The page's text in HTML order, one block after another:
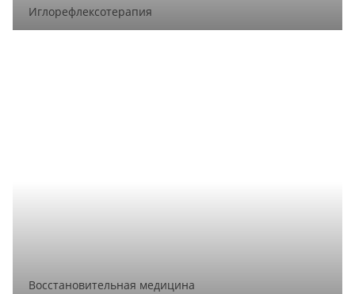
Иглорефлексотерапия
Восстановительная медицина